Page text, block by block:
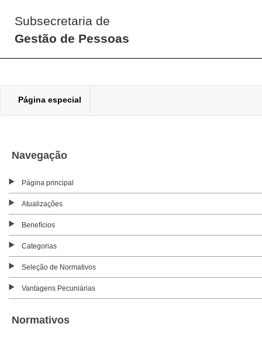
Subsecretaria de
Gestão de Pessoas
Página especial
Navegação
Página principal
Atualizações
Benefícios
Categorias
Seleção de Normativos
Vantagens Pecuniárias
Normativos